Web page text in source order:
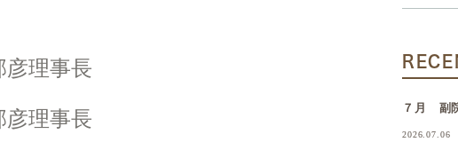
事長
事長 ７月 副
2026.07.06